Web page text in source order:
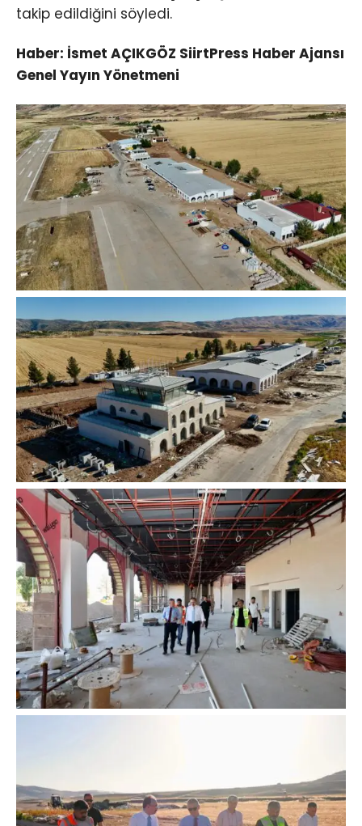
takip edildiğini söyledi.
Haber: İsmet AÇIKGÖZ SiirtPress Haber Ajansı
Genel Yayın Yönetmeni